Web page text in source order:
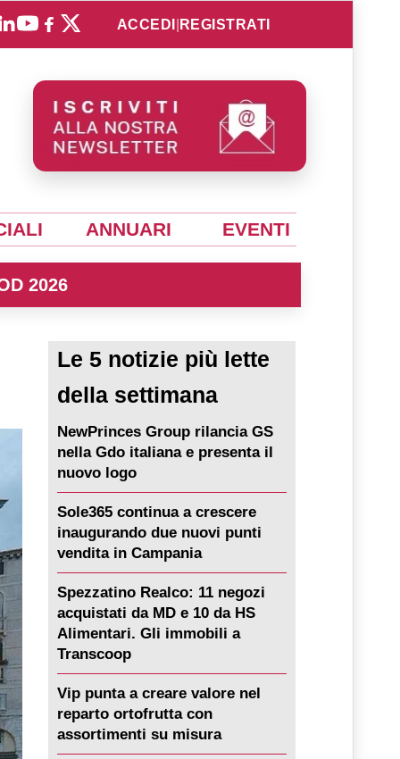
ACCEDI REGISTRATI
ANNUARI EVENTI
2026
Le 5 notizie più lette
della settimana
NewPrinces Group rilancia GS
nella Gdo italiana e presenta il
nuovo logo
Sole365 continua a crescere
inaugurando due nuovi punti
vendita in Campania
Spezzatino Realco: 11 negozi
acquistati da MD e 10 da HS
Alimentari. Gli immobili a
Transcoop
Vip punta a creare valore nel
reparto ortofrutta con
assortimenti su misura